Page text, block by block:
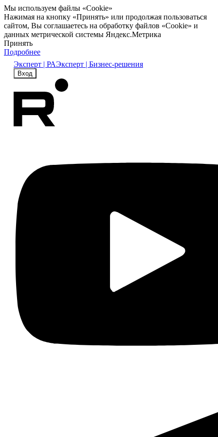
Мы используем файлы «Cookie»
Нажимая на кнопку «Принять» или продолжая пользоваться
сайтом, Вы соглашаетесь на обработку файлов «Cookie» и
данных метрической системы Яндекс.Метрика
Принять
Подробнее
Эксперт | РАЭксперт | Бизнес-решения
Вход